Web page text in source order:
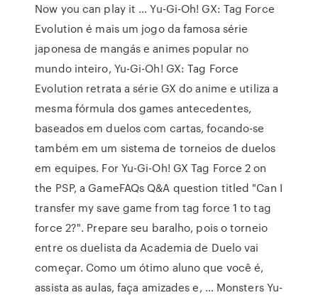
Now you can play it … Yu-Gi-Oh! GX: Tag Force
Evolution é mais um jogo da famosa série
japonesa de mangás e animes popular no
mundo inteiro, Yu-Gi-Oh! GX: Tag Force
Evolution retrata a série GX do anime e utiliza a
mesma fórmula dos games antecedentes,
baseados em duelos com cartas, focando-se
também em um sistema de torneios de duelos
em equipes. For Yu-Gi-Oh! GX Tag Force 2 on
the PSP, a GameFAQs Q&A question titled "Can I
transfer my save game from tag force 1 to tag
force 2?". Prepare seu baralho, pois o torneio
entre os duelista da Academia de Duelo vai
começar. Como um ótimo aluno que você é,
assista as aulas, faça amizades e, … Monsters Yu-